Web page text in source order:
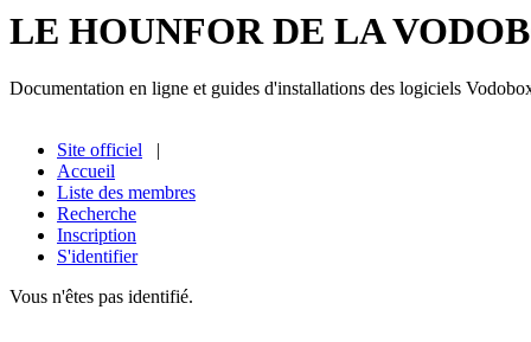
LE HOUNFOR DE LA
Documentation en ligne et guides d'installations des logiciels
Site officiel |
Accueil
Liste des membres
Recherche
Inscription
S'identifier
Vous n'êtes pas identifié.